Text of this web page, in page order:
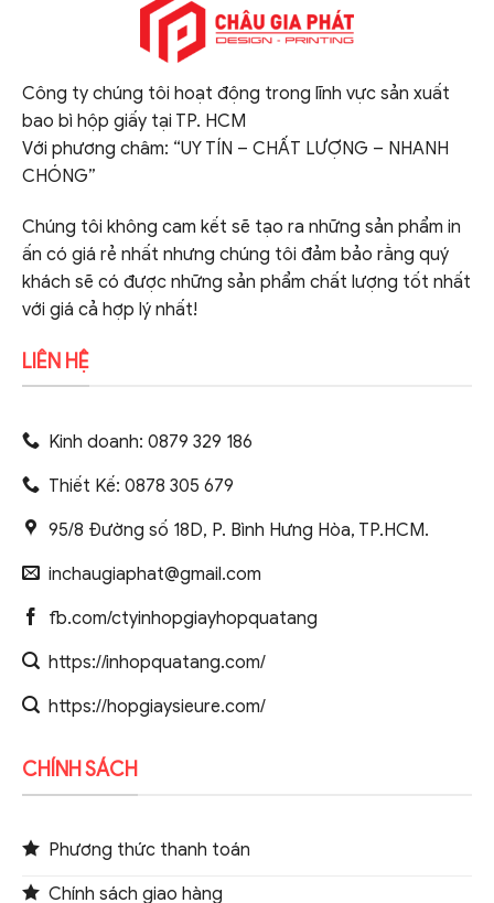
Công ty chúng tôi hoạt động trong lĩnh vực sản xuất
bao bì hộp giấy tại TP. HCM
Với phương châm: “UY TÍN – CHẤT LƯỢNG – NHANH
CHÓNG”
Chúng tôi không cam kết sẽ tạo ra những sản phẩm in
ấn có giá rẻ nhất nhưng chúng tôi đảm bảo rằng quý
khách sẽ có được những sản phẩm chất lượng tốt nhất
với giá cả hợp lý nhất!
LIÊN HỆ
Kinh doanh: 0879 329 186
Thiết Kế: 0878 305 679
95/8 Đường số 18D, P. Bình Hưng Hòa, TP.HCM.
inchaugiaphat@gmail.com
fb.com/ctyinhopgiayhopquatang
https://inhopquatang.com/
https://hopgiaysieure.com/
CHÍNH SÁCH
Phương thức thanh toán
Chính sách giao hàng